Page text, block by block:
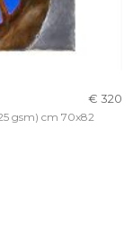
€ 320
gsm) cm 70x82